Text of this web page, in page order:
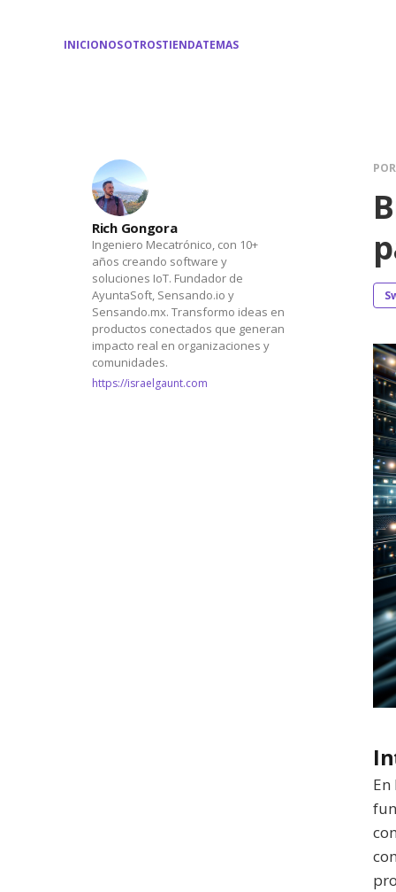
INICIONOSOTROSTIENDATEMAS
Rich Gongora
Ingeniero Mecatrónico, con 10+
años creando software y
soluciones IoT. Fundador de
AyuntaSoft, Sensando.io y
Sensando.mx. Transformo ideas en
productos conectados que generan
impacto real en organizaciones y
comunidades.
https://israelgaunt.com
POR